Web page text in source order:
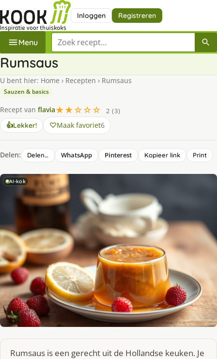
Inloggen Registreren
Menu Zoek een recept
Rumsaus
U bent hier: Home › Recepten › Rumsaus
Sauzen & basics
Recept van flavia★★☆☆☆
2 (3)
👍Lekker! Maak favoriet6
Delen: Delen… WhatsApp Pinterest Kopieer link Print
AI-kok
Rumsaus is een gerecht uit de Hollandse keuken. Je